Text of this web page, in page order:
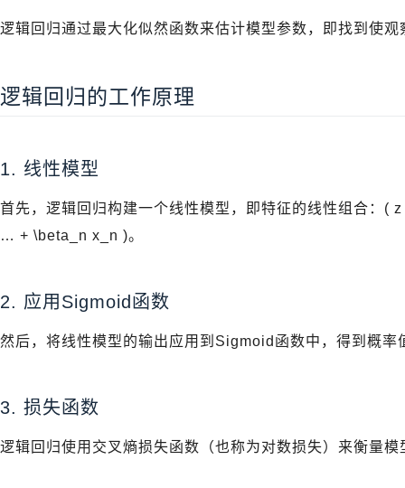
逻辑回归通过最大化似然函数来估计模型参数，即找到使
逻辑回归的工作原理
1. 线性模型
首先，逻辑回归构建一个线性模型，即特征的线性组合：
… + \beta_n x_n )。
2. 应用Sigmoid函数
然后，将线性模型的输出应用到Sigmoid函数中，得到概
3. 损失函数
逻辑回归使用交叉熵损失函数（也称为对数损失）来衡量